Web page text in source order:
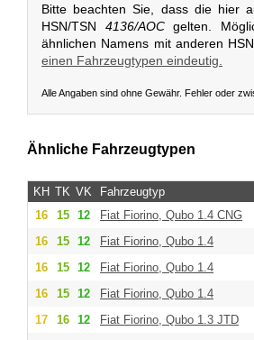
Bitte beachten Sie, dass die hier
HSN/TSN 4136/AOCgelten.
ähnlichen Namens mit anderen
einen Fahrzeugtypen eindeutig.
Alle Angaben sind ohne Gewähr. Fehler oder
Ähnliche Fahrzeugtypen
KH TK VK Fahrzeugtyp
16
15 12 Fiat Fiorino, Qubo 1.4 CNG
16
15 12 Fiat Fiorino, Qubo 1.4
16
15 12 Fiat Fiorino, Qubo 1.4
16
15 12 Fiat Fiorino, Qubo 1.4
17
16 12 Fiat Fiorino, Qubo 1.3 JTD